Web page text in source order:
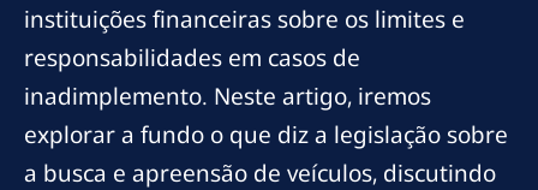
instituições financeiras sobre os limites e
responsabilidades em casos de
inadimplemento. Neste artigo, iremos
explorar a fundo o que diz a legislação sobre
a busca e apreensão de veículos, discutindo